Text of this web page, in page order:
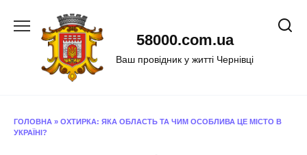
58000.com.ua
Ваш провідник у житті Чернівці
ГОЛОВНА » ОХТИРКА: ЯКА ОБЛАСТЬ ТА ЧИМ ОСОБЛИВА ЦЕ МІСТО В
УКРАЇНІ?